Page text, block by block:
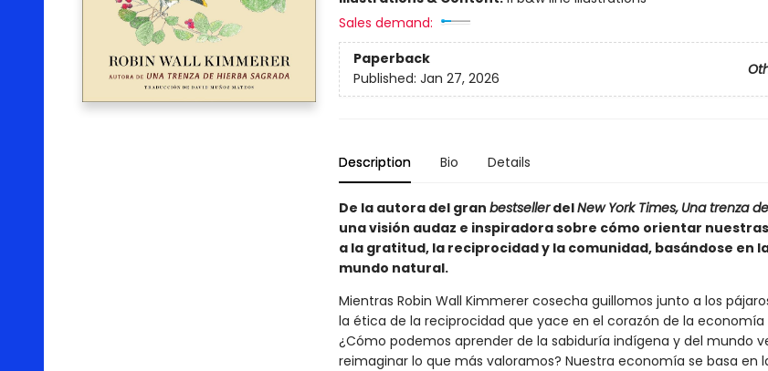
Sales demand:
Paperback
Published: Jan 27, 2026
Description Bio Details
De la autora del gran bestsellerdelNew York Times, Una trenza
una visión audaz e inspiradora sobre cómo orientar
a la gratitud, la reciprocidad y la comunidad, basándose en
mundo natural.
Mientras Robin Wall Kimmerer cosecha guillomos junto a los
la ética de la reciprocidad que yace en el corazón de la economía
¿Cómo podemos aprender de la sabiduría indígena y del mundo
reimaginar lo que más valoramos? Nuestra economía se basa en